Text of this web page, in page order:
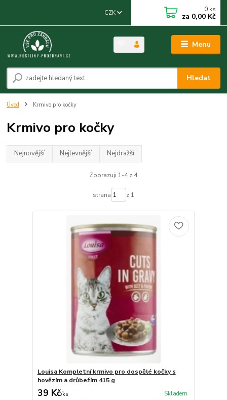
Menu
CZK
Hledat
0 ks
za 0,00 Kč
Úvod Krmivo pro kočky
Krmivo pro kočky
Nejnovější Nejlevnější Nejdražší
Zobrazuji 1-4 z 4
strana z 1
Louisa Kompletní krmivo pro dospělé kočky s
hovězím a drůbežím 415 g
39 Kč/ks Skladem